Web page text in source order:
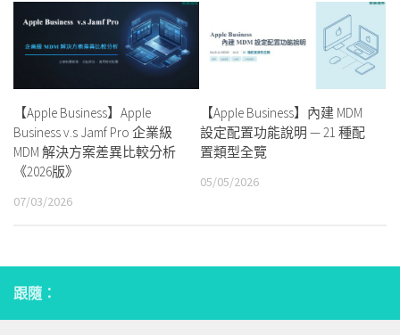
【Apple Business】Apple
Business v.s Jamf Pro 企業級
MDM 解決方案差異比較分析
《2026版》
07/03/2026
【Apple Business】內建 MDM
設定配置功能說明 — 21 種配
置類型全覽
05/05/2026
跟隨：